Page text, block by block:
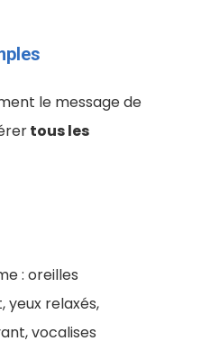
le message de
tous les
: oreilles
yeux relaxés,
vocalises